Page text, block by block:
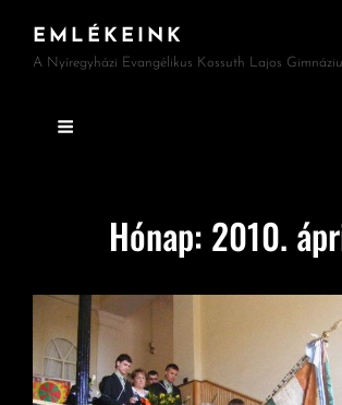
EMLÉKEINK
A Nyíregyházi Evangélikus Kossuth Lajos
Hónap: 2010.